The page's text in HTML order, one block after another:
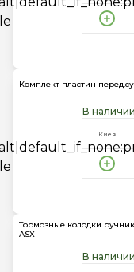
Комплект пластин
В наличии
Киев
Тормозные колодки
ASX
В наличии